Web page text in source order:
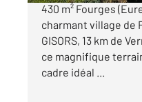
430 m² Fourges
charmant village de
GISORS, 13 km de
ce magnifique
cadre idéal ...